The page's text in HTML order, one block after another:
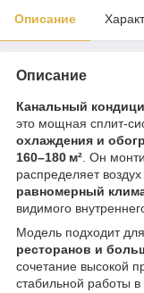
Описание
Описание
Канальный
это мощная
охлаждения и
160–180 м² . Он
распределяет
равномерный
видимого
Модель подходит для
ресторанов и
сочетание высокой
стабильной работы